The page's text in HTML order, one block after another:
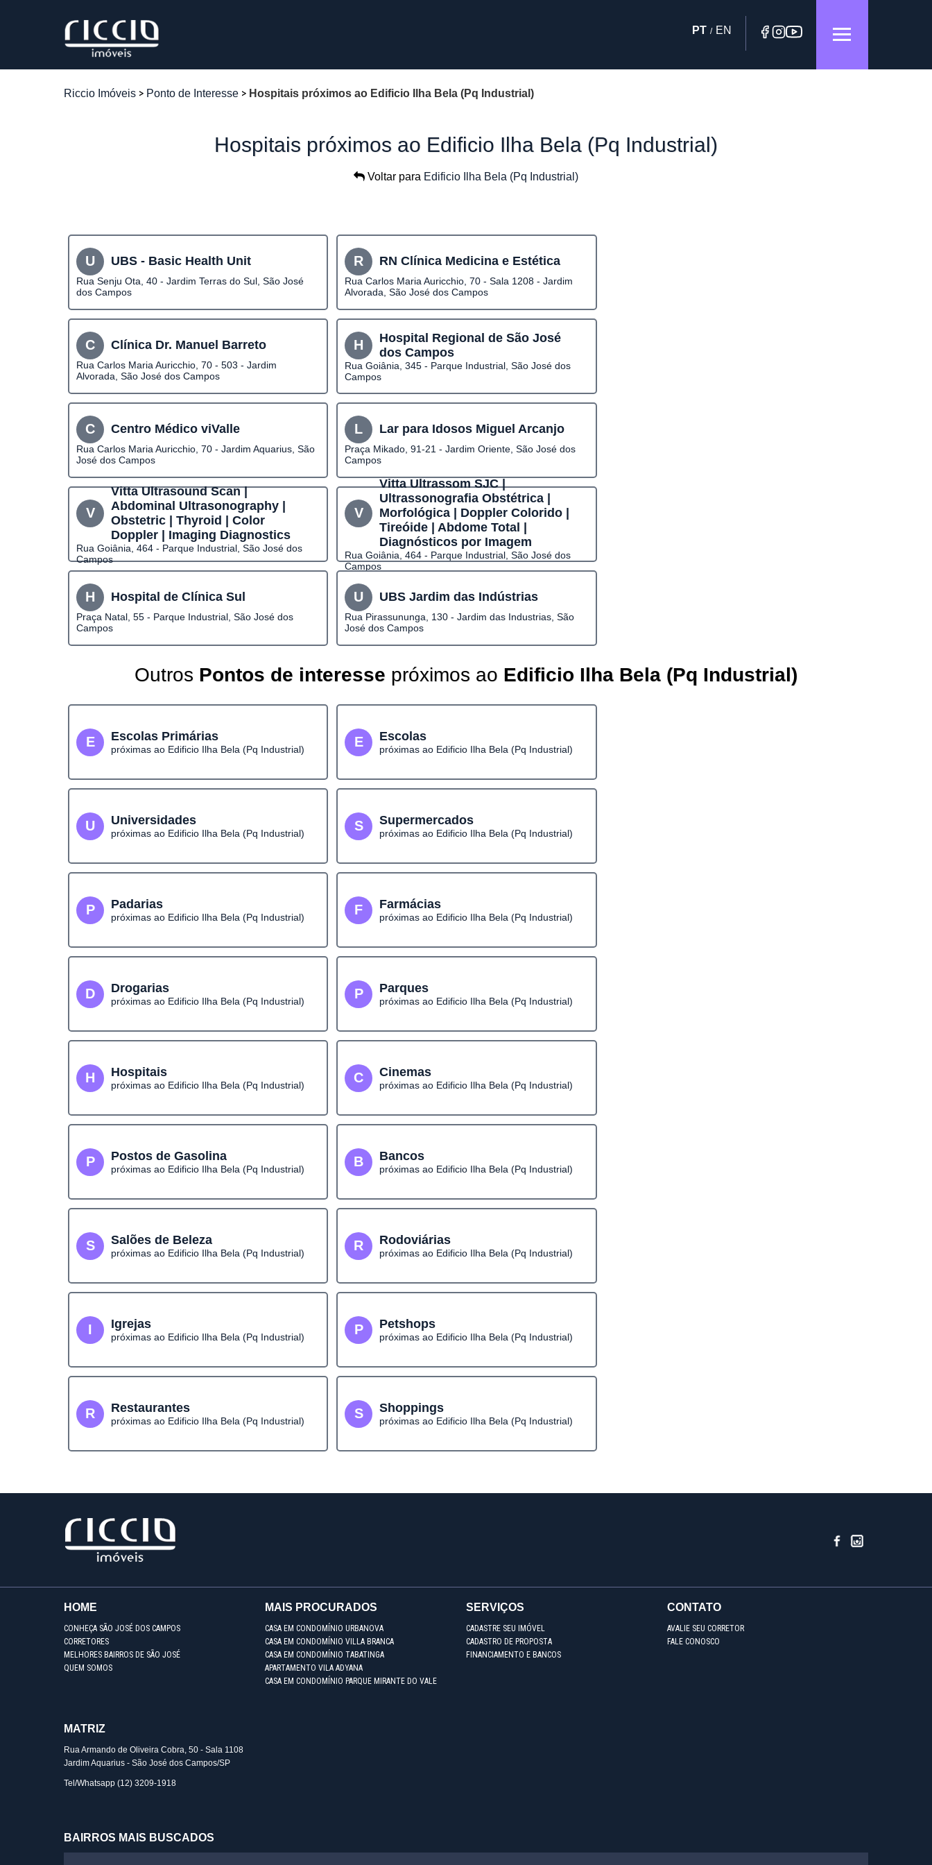
PT / EN
Riccio Imóveis Ponto de Interesse Hospitais próximos ao Edificio Ilha Bela (Pq Industrial)
Hospitais próximos ao Edificio Ilha Bela (Pq Industrial)
Voltar para Edificio Ilha Bela (Pq Industrial)
U UBS - Basic Health Unit
Rua Senju Ota, 40 - Jardim Terras do Sul, São José
dos Campos
R RN Clínica Medicina e Estética
Rua Carlos Maria Auricchio, 70 - Sala 1208 - Jardim
Alvorada, São José dos Campos
C Clínica Dr. Manuel Barreto
Rua Carlos Maria Auricchio, 70 - 503 - Jardim
Alvorada, São José dos Campos
H
Hospital Regional de São José
dos Campos
Rua Goiânia, 345 - Parque Industrial, São José dos
Campos
C Centro Médico viValle
Rua Carlos Maria Auricchio, 70 - Jardim Aquarius, São
José dos Campos
L Lar para Idosos Miguel Arcanjo
Praça Mikado, 91-21 - Jardim Oriente, São José dos
Campos
V
Vitta Ultrasound Scan |
Abdominal Ultrasonography |
Obstetric | Thyroid | Color
Doppler | Imaging Diagnostics
Rua Goiânia, 464 - Parque Industrial, São José dos
Campos
V
Vitta Ultrassom SJC |
Ultrassonografia Obstétrica |
Morfológica | Doppler Colorido |
Tireóide | Abdome Total |
Diagnósticos por Imagem
Rua Goiânia, 464 - Parque Industrial, São José dos
Campos
H Hospital de Clínica Sul
Praça Natal, 55 - Parque Industrial, São José dos
Campos
U UBS Jardim das Indústrias
Rua Pirassununga, 130 - Jardim das Industrias, São
José dos Campos
Outros Pontos de interesse próximos ao Edificio Ilha Bela (Pq Industrial)
E Escolas Primárias
próximas ao Edificio Ilha Bela (Pq Industrial) E Escolas
próximas ao Edificio Ilha Bela (Pq Industrial)
U Universidades
próximas ao Edificio Ilha Bela (Pq Industrial) S Supermercados
próximas ao Edificio Ilha Bela (Pq Industrial)
P Padarias
próximas ao Edificio Ilha Bela (Pq Industrial) F Farmácias
próximas ao Edificio Ilha Bela (Pq Industrial)
D Drogarias
próximas ao Edificio Ilha Bela (Pq Industrial) P Parques
próximas ao Edificio Ilha Bela (Pq Industrial)
H Hospitais
próximas ao Edificio Ilha Bela (Pq Industrial) C Cinemas
próximas ao Edificio Ilha Bela (Pq Industrial)
P Postos de Gasolina
próximas ao Edificio Ilha Bela (Pq Industrial) B Bancos
próximas ao Edificio Ilha Bela (Pq Industrial)
S Salões de Beleza
próximas ao Edificio Ilha Bela (Pq Industrial) R Rodoviárias
próximas ao Edificio Ilha Bela (Pq Industrial)
I Igrejas
próximas ao Edificio Ilha Bela (Pq Industrial) P Petshops
próximas ao Edificio Ilha Bela (Pq Industrial)
R Restaurantes
próximas ao Edificio Ilha Bela (Pq Industrial) S Shoppings
próximas ao Edificio Ilha Bela (Pq Industrial)
HOME
CONHEÇA SÃO JOSÉ DOS CAMPOS
CORRETORES
MELHORES BAIRROS DE SÃO JOSÉ
QUEM SOMOS
MAIS PROCURADOS
CASA EM CONDOMÍNIO URBANOVA
CASA EM CONDOMÍNIO VILLA BRANCA
CASA EM CONDOMÍNIO TABATINGA
APARTAMENTO VILA ADYANA
CASA EM CONDOMÍNIO PARQUE MIRANTE DO VALE
SERVIÇOS
CADASTRE SEU IMÓVEL
CADASTRO DE PROPOSTA
FINANCIAMENTO E BANCOS
CONTATO
AVALIE SEU CORRETOR
FALE CONOSCO
MATRIZ
Rua Armando de Oliveira Cobra, 50 - Sala 1108
Jardim Aquarius - São José dos Campos/SP
Tel/Whatsapp (12) 3209-1918
BAIRROS MAIS BUSCADOS